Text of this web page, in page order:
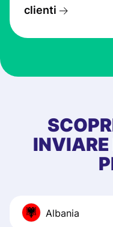
clienti
INVIARE
Albania